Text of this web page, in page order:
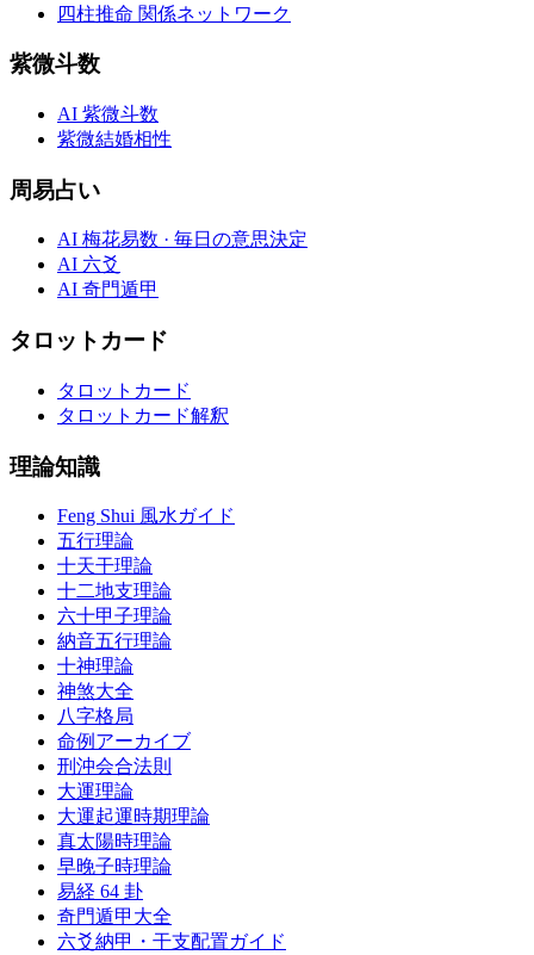
四柱推命 関係ネットワーク
紫微斗数
AI 紫微斗数
紫微結婚相性
周易占い
AI 梅花易数 · 毎日の意思決定
AI 六爻
AI 奇門遁甲
タロットカード
タロットカード
タロットカード解釈
理論知識
Feng Shui 風水ガイド
五行理論
十天干理論
十二地支理論
六十甲子理論
納音五行理論
十神理論
神煞大全
八字格局
命例アーカイブ
刑沖会合法則
大運理論
大運起運時期理論
真太陽時理論
早晚子時理論
易経 64 卦
奇門遁甲大全
六爻納甲・干支配置ガイド